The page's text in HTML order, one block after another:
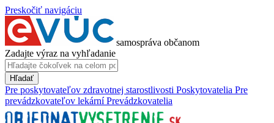
Preskočiť navigáciu
samospráva občanom
Zadajte výraz na vyhľadanie
Hľadať
Pre poskytovateľov zdravotnej starostlivosti Poskytovatelia Pre
prevádzkovateľov lekární Prevádzkovatelia